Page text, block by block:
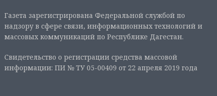
Газета зарегистрирована Федеральной службой по
надзору в сфере связи, информационных технологий и
массовых коммуникаций по Республике Дагестан.
Свидетельство о регистрации средства массовой
информации: ПИ № ТУ 05-00409 от 22 апреля 2019 года